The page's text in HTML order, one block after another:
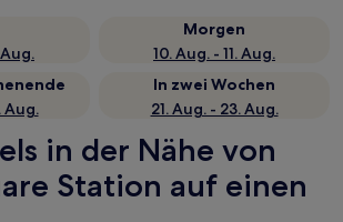
Morgen
10. Aug. - 11. Aug.
Aug.
In zwei Wochen
21. Aug. - 23. Aug.
in der Nähe von
Station auf einen